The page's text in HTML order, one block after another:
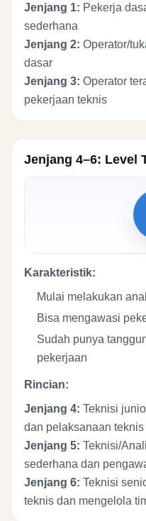
Jenjang 1: Pekerja
sederhana
Jenjang 2: Operator/
dasar
Jenjang 3: Operator
pekerjaan teknis
Jenjang 4–6: Level
Karakteristik:
Mulai melakukan
Bisa mengawasi
Sudah punya
pekerjaan
Rincian:
Jenjang 4: Teknisi
dan pelaksanaan teknis
Jenjang 5: Teknisi/
sederhana dan
Jenjang 6: Teknisi
teknis dan mengelola